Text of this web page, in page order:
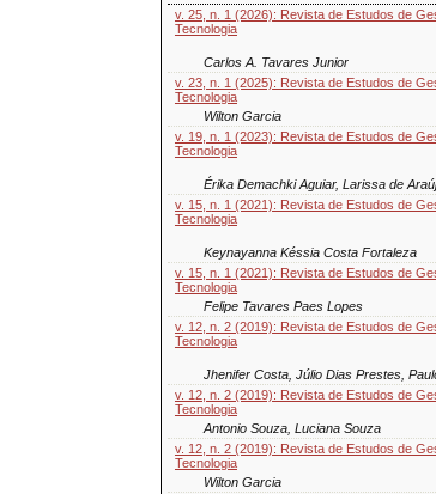
v. 25, n. 1 (2026): Revista de Estudos de
Tecnologia
Carlos A. Tavares Junior
v. 23, n. 1 (2025): Revista de Estudos de
Tecnologia
Wilton Garcia
v. 19, n. 1 (2023): Revista de Estudos de
Tecnologia
Érika Demachki Aguiar, Larissa de
v. 15, n. 1 (2021): Revista de Estudos de
Tecnologia
Keynayanna Késsia Costa Fortaleza
v. 15, n. 1 (2021): Revista de Estudos de
Tecnologia
Felipe Tavares Paes Lopes
v. 12, n. 2 (2019): Revista de Estudos de
Tecnologia
Jhenifer Costa, Júlio Dias Prestes,
v. 12, n. 2 (2019): Revista de Estudos de
Tecnologia
Antonio Souza, Luciana Souza
v. 12, n. 2 (2019): Revista de Estudos de
Tecnologia
Wilton Garcia